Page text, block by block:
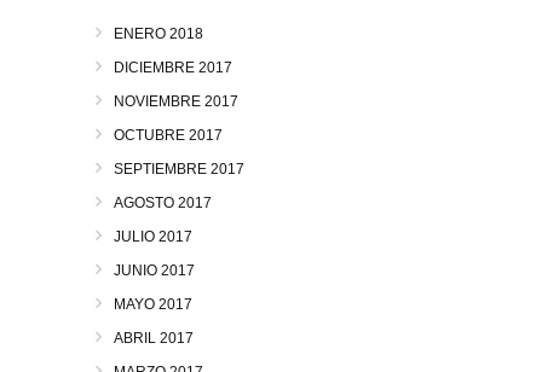
ENERO 2018
DICIEMBRE 2017
NOVIEMBRE 2017
OCTUBRE 2017
SEPTIEMBRE 2017
AGOSTO 2017
JULIO 2017
JUNIO 2017
MAYO 2017
ABRIL 2017